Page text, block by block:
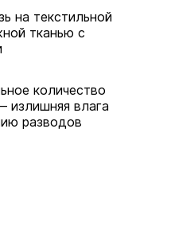
на текстильной
тканью с
количество
излишняя влага
разводов